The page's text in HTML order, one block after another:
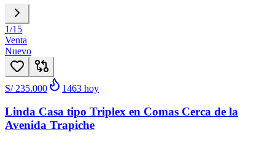
1/15
Venta
Nuevo
S/ 235.000 1463 hoy
Linda Casa tipo Triplex en Comas Cerca de la
Avenida Trapiche